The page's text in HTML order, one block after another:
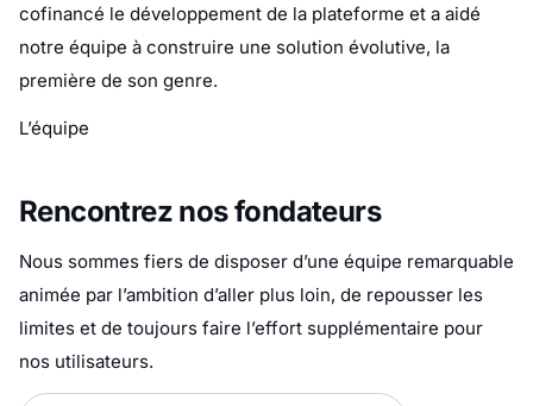
cofinancé le développement de la plateforme et a aidé
notre équipe à construire une solution évolutive, la
première de son genre.
L’équipe
Rencontrez nos fondateurs
Nous sommes fiers de disposer d’une équipe remarquable
animée par l’ambition d’aller plus loin, de repousser les
limites et de toujours faire l’effort supplémentaire pour
nos utilisateurs.